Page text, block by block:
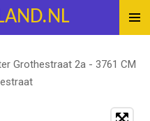
Grothestraat 2a - 3761 CM